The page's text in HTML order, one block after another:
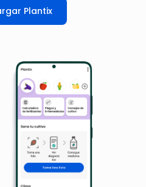
Plantix